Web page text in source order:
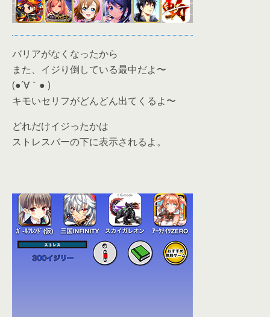
バリアがなくなったから
また、イジり倒している最中だよ〜
(●´∀｀● )
キモいセリフがどんどん出てくるよ〜
どれだけイジったかは
ストレスバーの下に表示されるよ。